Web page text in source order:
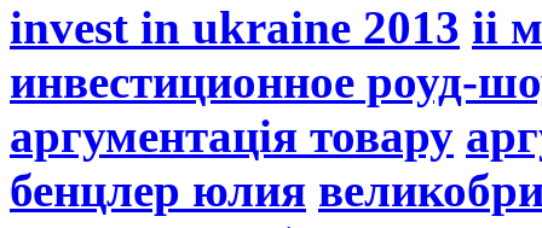
invest in ukraine 2013 іі
инвестиционное роуд-
аргументація товару
бенцлер юлия